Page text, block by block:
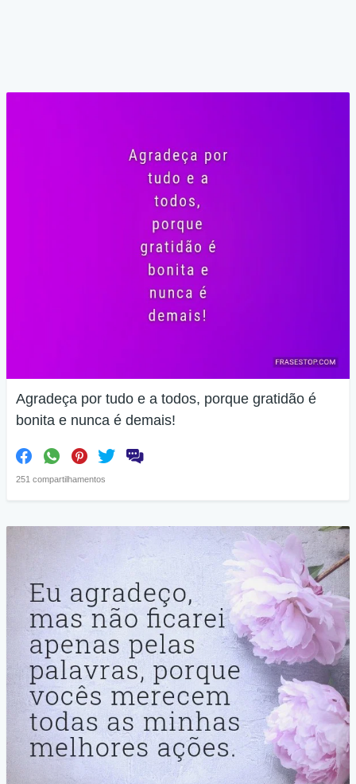
Agradeça por tudo e a todos, porque gratidão é
bonita e nunca é demais!
251 compartilhamentos